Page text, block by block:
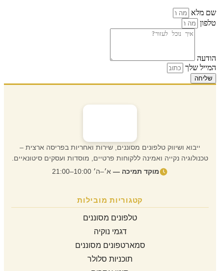
שם מלא
טלפון
הודעה
המייל שלך
שליחה
ייבוא ושיווק טלפונים מסוננים, שירות ואחריות בפריסה ארצית –
טכנולוגיה נקייה ואמינה ללקוחות פרטיים, מוסדות ועסקים סיטונאיים.
מוקד תמיכה — א׳–ה׳ 10:00–21:00
קטגוריות מובילות
טלפונים מסוננים
דגמי נוקיה
סמארטפונים מסוננים
תוכניות סלולר